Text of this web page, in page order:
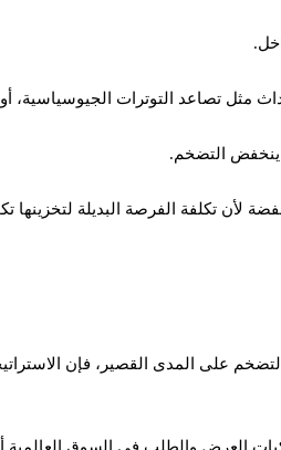
مثل تصاعد التوترات الجيوسياسية، أو
ينخفض ​​التضخم.
تكلفة الفرصة البديلة لتخزينها
التضخم على المدى القصير، فإن